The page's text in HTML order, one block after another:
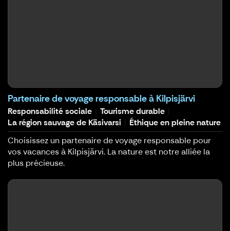
Partenaire de voyage responsable à Kilpisjärvi
Responsabilité sociale
Tourisme durable
La région sauvage de Käsivarsi
Éthique en pleine nature
Choisissez un partenaire de voyage responsable pour
vos vacances à Kilpisjärvi. La nature est notre alliée la
plus précieuse.